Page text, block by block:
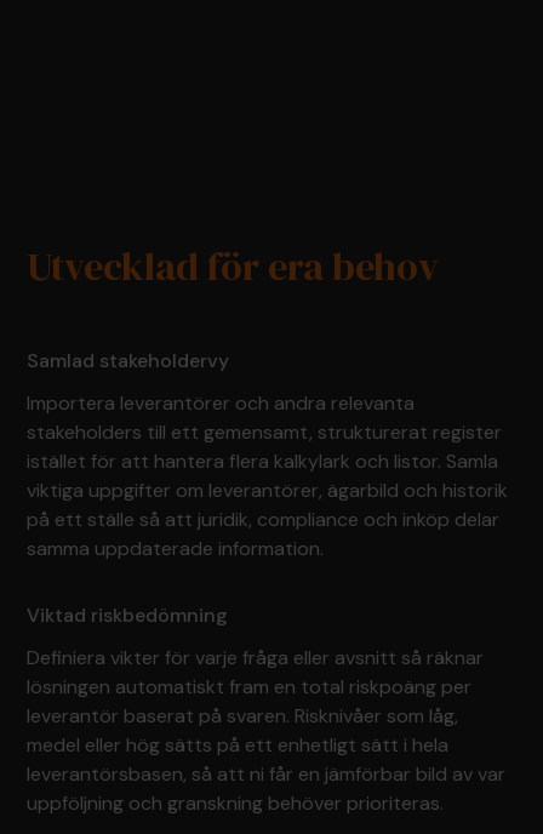
Utvecklad för era behov
Samlad stakeholdervy
Importera leverantörer och andra relevanta
stakeholders till ett gemensamt, strukturerat register
istället för att hantera flera kalkylark och listor. Samla
viktiga uppgifter om leverantörer, ägarbild och historik
på ett ställe så att juridik, compliance och inköp delar
samma uppdaterade information.
Viktad riskbedömning
Definiera vikter för varje fråga eller avsnitt så räknar
lösningen automatiskt fram en total riskpoäng per
leverantör baserat på svaren. Risknivåer som låg,
medel eller hög sätts på ett enhetligt sätt i hela
leverantörsbasen, så att ni får en jämförbar bild av var
uppföljning och granskning behöver prioriteras.